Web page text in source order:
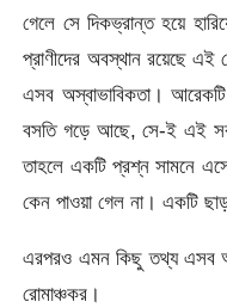
গেলে সে দিকভ্রান্ত হয়ে
প্রাণীদের অবস্থান রয়েছে এই
এসব অস্বাভাবিকতা।
বসতি গড়ে আছে, সে-ই এই সব
তাহলে একটি প্রশ্ন সামনে
কেন পাওয়া গেল না। একটি
এরপরও এমন কিছু তথ্য এসব
রোমাঞ্চকর।